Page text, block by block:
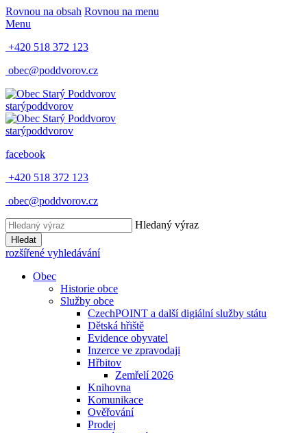
Rovnou na obsah Rovnou na menu
Menu
+420 518 372 123
obec@poddvorov.cz
starýpoddvorov
starýpoddvorov
facebook
+420 518 372 123
obec@poddvorov.cz
Hledaný výraz
Hledat
rozšířené vyhledávání
Obec
Historie obce
Služby obce
CzechPOINT a další digiální služby státu
Dětská hřiště
Evidence obyvatel
Inzerce ve zpravodaji
Hřbitov
Zemřelí 2026
Knihovna
Komunikace
Ověřování
Prodej